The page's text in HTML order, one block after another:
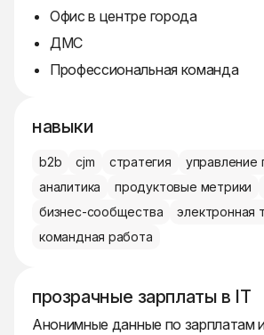
Офис в центре города
ДМС
Профессиональная команда
навыки
b2b cjm стратегия
управление
аналитика
продуктовые метрики
бизнес-сообщества
электронная
командная работа
прозрачные зарплаты в IT
Анонимные данные по зарплатам